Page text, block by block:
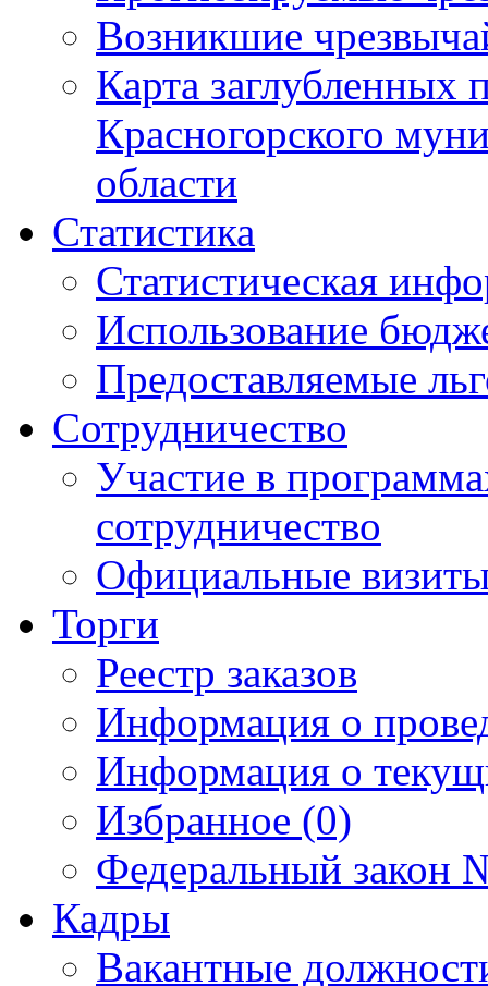
Возникшие
Карта
Красногорского
области
Статистика
Статистическая
Использование
Предоставляемые
Сотрудничество
Участие в
сотрудничество
Официальные
Торги
Реестр заказов
Информация о
Информация о
Избранное (0)
Федеральный закон
Кадры
Вакантные